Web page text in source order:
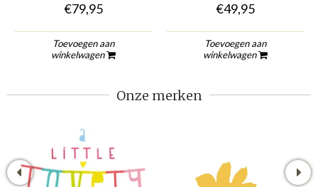
€79,95
Toevoegen aan
winkelwagen
€49,95
Toevoegen aan
winkelwagen
Onze merken